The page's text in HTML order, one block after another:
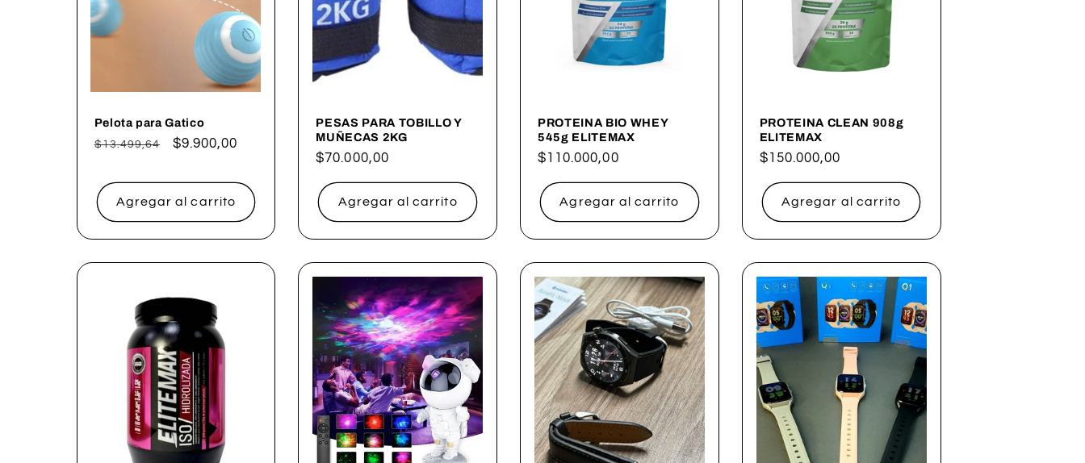
Pelota para Gatico
Precio
$13.499,64
Precio
oferta
$9.900,00
Agregar al carrito
PESAS PARA TOBILLO Y
MUÑECAS 2KG
Precio
$70.000,00
Agregar al carrito
PROTEINA BIO WHEY
545g ELITEMAX
Precio
$110.000,00
Agregar al carrito
PROTEINA CLEAN 908g
ELITEMAX
Precio
$150.000,00
Agregar al carrito